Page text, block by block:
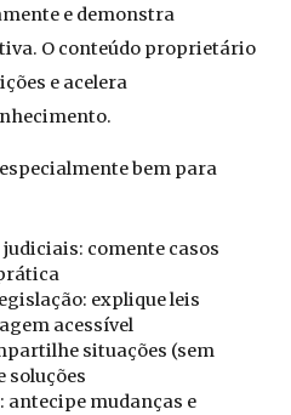
e demonstra
O conteúdo proprietário
e acelera
bem para
judiciais: comente casos
explique leis
acessível
situações (sem
soluções
antecipe mudanças e